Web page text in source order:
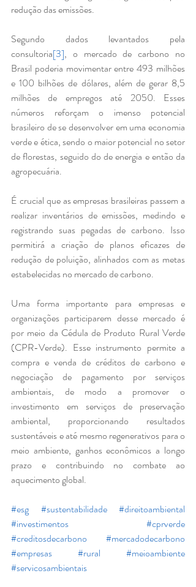
redução das emissões.
Segundo dados levantados pela
consultoria[3], o mercado de carbono no
Brasil poderia movimentar entre 493 milhões
e 100 bilhões de dólares, além de gerar 8,5
milhões de empregos até 2050. Esses
números reforçam o imenso potencial
brasileiro de se desenvolver em uma economia
verde e ética, sendo o maior potencial no setor
de florestas, seguido do de energia e então da
agropecuária.
É crucial que as empresas brasileiras passem a
realizar inventários de emissões, medindo e
registrando suas pegadas de carbono. Isso
permitirá a criação de planos eficazes de
redução de poluição, alinhados com as metas
estabelecidas no mercado de carbono.
Uma forma importante para empresas e
organizações participarem desse mercado é
por meio da Cédula de Produto Rural Verde
(CPR-Verde). Esse instrumento permite a
compra e venda de créditos de carbono e
negociação de pagamento por serviços
ambientais, de modo a promover o
investimento em serviços de preservação
ambiental, proporcionando resultados
sustentáveis e até mesmo regenerativos para o
meio ambiente, ganhos econômicos a longo
prazo e contribuindo no combate ao
aquecimento global.
#esg #sustentabilidade
#direitoambiental
#investimentos
#cprverde
#creditosdecarbono
#mercadodecarbono
#empresas
#rural
#meioambiente
#servicosambientais